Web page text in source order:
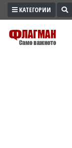
ПРОМО
ЗОНА
КАТЕГОРИИ